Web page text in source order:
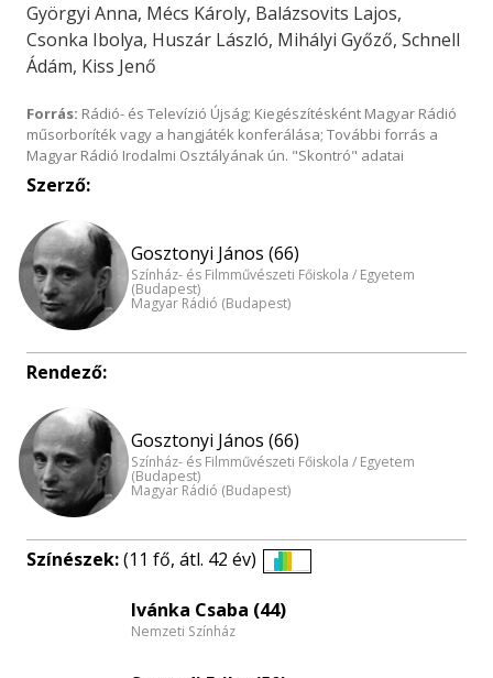
Györgyi Anna, Mécs Károly, Balázsovits Lajos,
Csonka Ibolya, Huszár László, Mihályi Győző, Schnell
Ádám, Kiss Jenő
Forrás: Rádió- és Televízió Újság; Kiegészítésként Magyar Rádió
műsorboríték vagy a hangjáték konferálása; További forrás a
Magyar Rádió Irodalmi Osztályának ún. "Skontró" adatai
Szerző:
Gosztonyi János (66)
Színház- és Filmművészeti Főiskola / Egyetem
(Budapest)
Magyar Rádió (Budapest)
Rendező:
Gosztonyi János (66)
Színház- és Filmművészeti Főiskola / Egyetem
(Budapest)
Magyar Rádió (Budapest)
Színészek:(11 fő, átl. 42 év)
eloszlás
Ivánka Csaba (44)
Nemzeti Színház